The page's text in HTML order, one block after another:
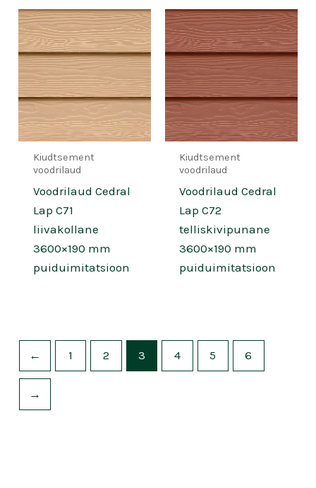
Kiudtsement
voodrilaud
Voodrilaud Cedral
Lap C71
liivakollane
3600×190 mm
puiduimitatsioon
Kiudtsement
voodrilaud
Voodrilaud Cedral
Lap C72
telliskivipunane
3600×190 mm
puiduimitatsioon
← 1 2 3 4 5 6
→